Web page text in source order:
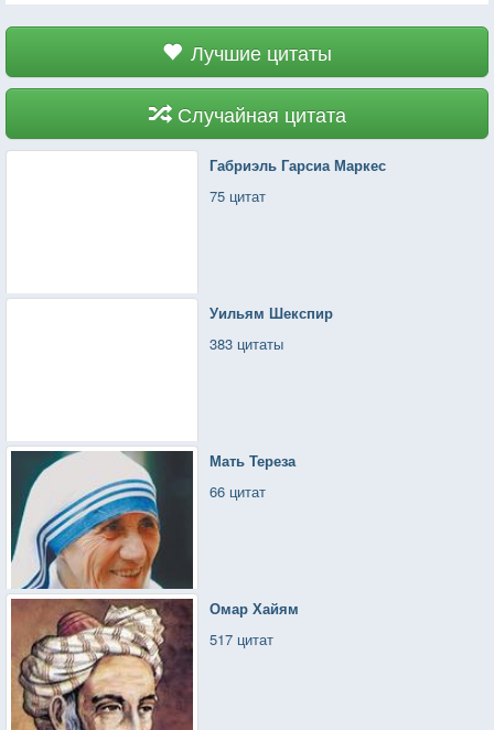
Лучшие цитаты
Случайная цитата
Габриэль Гарсиа Маркес
75 цитат
Уильям Шекспир
383 цитаты
Мать Тереза
66 цитат
Омар Хайям
517 цитат